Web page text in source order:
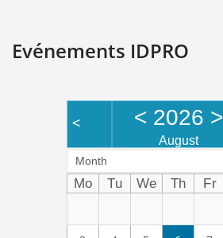
Evénements IDPRO
< < 2026 >
August
Month
Mo Tu We Th Fr